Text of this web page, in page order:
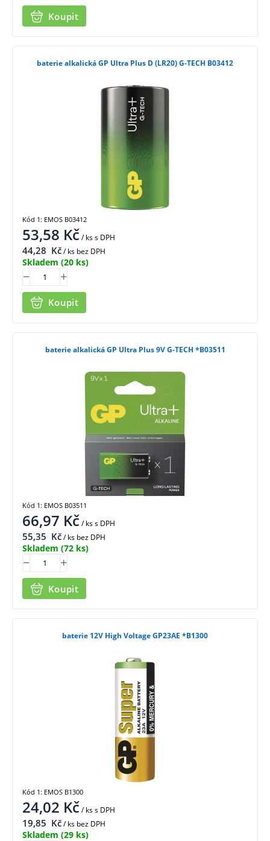
Koupit
baterie alkalická GP Ultra Plus D (LR20) G-TECH B03412
53,58 Kč/ kss DPH
44,28 Kč/ ks bez DPH
Skladem (20 ks)
Koupit
Kód 1: EMOS B03412
baterie alkalická GP Ultra Plus 9V G-TECH *B03511
66,97 Kč/ kss DPH
55,35 Kč/ ks bez DPH
Skladem (72 ks)
Koupit
Kód 1: EMOS B03511
baterie 12V High Voltage GP23AE *B1300
24,02 Kč/ kss DPH
19,85 Kč/ ks bez DPH
Skladem (29 ks)
Kód 1: EMOS B1300